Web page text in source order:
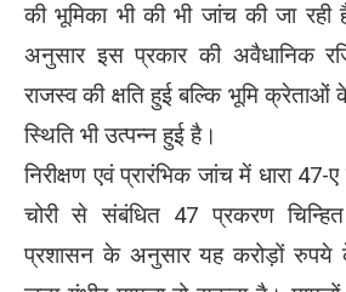
की भूमिका भी की भी जांच की जा
अनुसार इस प्रकार की अवैधानिक
राजस्व की क्षति हुई बल्कि भूमि
स्थिति भी उत्पन्न हुई है।
निरीक्षण एवं प्रारंभिक जांच में धारा
चोरी से संबंधित 47 प्रकरण
प्रशासन के अनुसार यह करोड़ों